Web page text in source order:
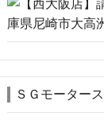
ＳＧモーター